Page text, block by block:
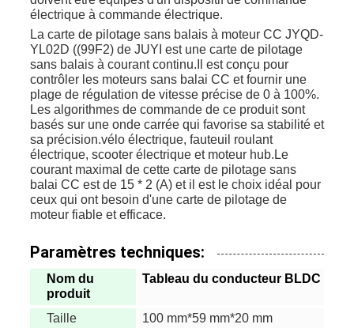
électrique à commande électrique.
La carte de pilotage sans balais à moteur CC JYQD-
YL02D ((99F2) de JUYI est une carte de pilotage
sans balais à courant continu.Il est conçu pour
contrôler les moteurs sans balai CC et fournir une
plage de régulation de vitesse précise de 0 à 100%.
Les algorithmes de commande de ce produit sont
basés sur une onde carrée qui favorise sa stabilité et
sa précision.vélo électrique, fauteuil roulant
électrique, scooter électrique et moteur hub.Le
courant maximal de cette carte de pilotage sans
balai CC est de 15 * 2 (A) et il est le choix idéal pour
ceux qui ont besoin d'une carte de pilotage de
moteur fiable et efficace.
Paramètres techniques:
Nom du
produit
Tableau du conducteur BLDC
Taille
100 mm*59 mm*20 mm